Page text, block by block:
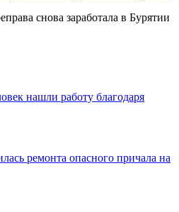
снова заработала в Бурятии
нашли работу благодаря
ремонта опасного причала на